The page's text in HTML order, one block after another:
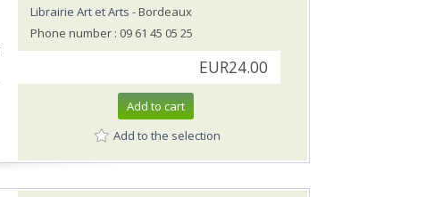
Librairie Art et Arts - Bordeaux
Phone number : 09 61 45 05 25
EUR24.00
Add to cart
Add to the selection